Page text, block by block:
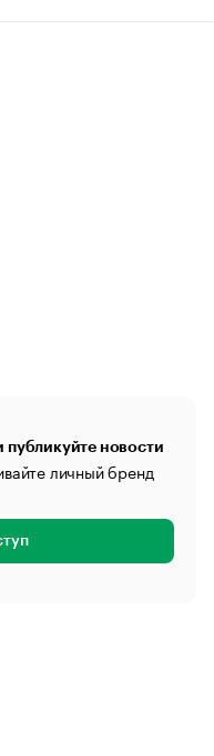
публикуйте новости
личный бренд